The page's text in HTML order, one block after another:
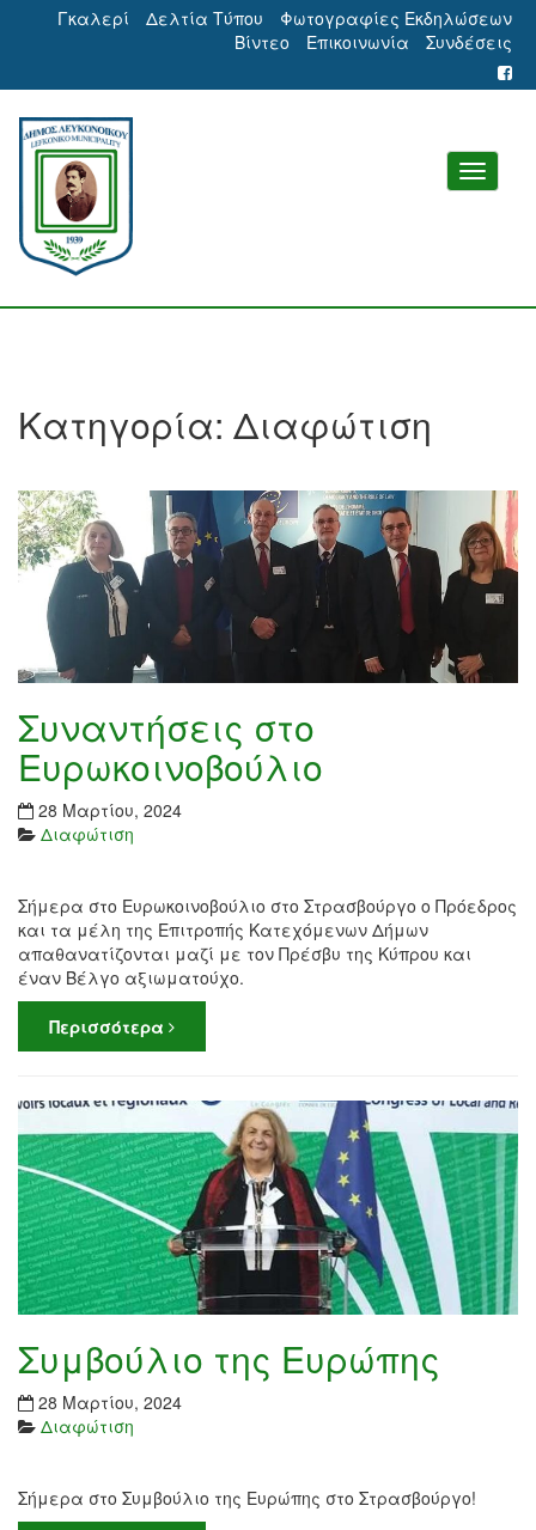
Γκαλερί Δελτία Τύπου
Φωτογραφίες Εκδηλώσεων
Βίντεο
Επικοινωνία Συνδέσεις
Κατηγορία: Διαφώτιση
Συναντήσεις στο
Ευρωκοινοβούλιο
28 Μαρτίου, 2024
Διαφώτιση
Σήμερα στο Ευρωκοινοβούλιο στο Στρασβούργο ο Πρόεδρος
και τα μέλη της Επιτροπής Κατεχόμενων Δήμων
απαθανατίζονται μαζί με τον Πρέσβυ της Κύπρου και
έναν Βέλγο αξιωματούχο.
Περισσότερα
Συμβούλιο της Ευρώπης
28 Μαρτίου, 2024
Διαφώτιση
Σήμερα στο Συμβούλιο της Ευρώπης στο Στρασβούργο!